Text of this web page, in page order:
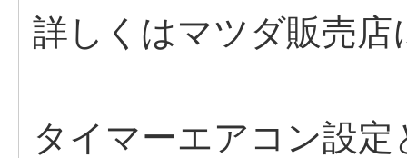
詳しくはマツダ販売
タイマーエアコン設